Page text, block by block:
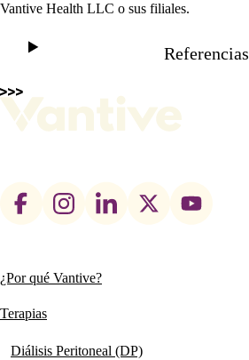
Vantive Health LLC o sus filiales.
Referencias
Footer
Main
navigation
¿Por qué Vantive?
Terapias
Diálisis Peritoneal (DP)